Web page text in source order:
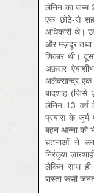
लेनिन का जन्म
एक छोटे-से
अधिकारी थे।
और मज़दूर तथा
शिकार थी।
अफ़सर
अलेक्सान्द्र
बादशाह (जिसे
लेनिन 13
प्रयास के जुर्म
बहन आन्ना को
घटनाओं ने
निरंकुश
लेकिन साथ
रास्ता रूसी